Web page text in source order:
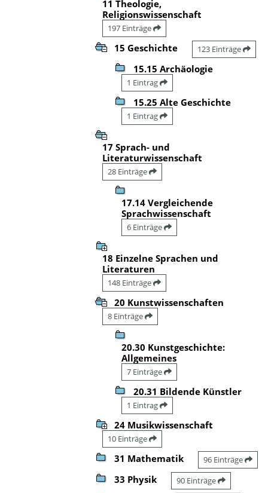
11 Theologie,
Religionswissenschaft
197 Einträge
15 Geschichte 123 Einträge
15.15 Archäologie
1 Eintrag
15.25 Alte Geschichte
1 Eintrag
17 Sprach- und
Literaturwissenschaft
28 Einträge
17.14 Vergleichende
Sprachwissenschaft
6 Einträge
18 Einzelne Sprachen und
Literaturen
148 Einträge
20 Kunstwissenschaften
8 Einträge
20.30 Kunstgeschichte:
Allgemeines
7 Einträge
20.31 Bildende Künstler
1 Eintrag
24 Musikwissenschaft
10 Einträge
31 Mathematik 96 Einträge
33 Physik 90 Einträge